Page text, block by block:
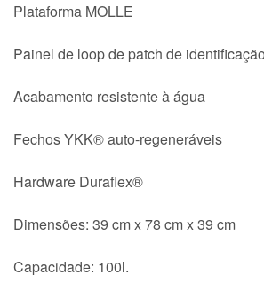
Plataforma MOLLE
Painel de loop de patch de
Acabamento resistente à água
Fechos YKK® auto-regeneráveis
Hardware Duraflex®
Dimensões: 39 cm x 78 cm x 39 cm
Capacidade: 100l.